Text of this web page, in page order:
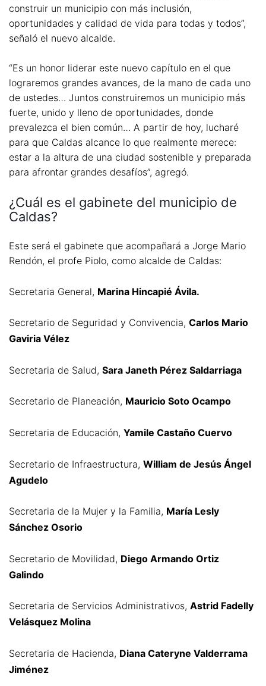
construir un municipio con más inclusión,
oportunidades y calidad de vida para todas y todos”,
señaló el nuevo alcalde.
“Es un honor liderar este nuevo capítulo en el que
lograremos grandes avances, de la mano de cada uno
de ustedes… Juntos construiremos un municipio más
fuerte, unido y lleno de oportunidades, donde
prevalezca el bien común… A partir de hoy, lucharé
para que Caldas alcance lo que realmente merece:
estar a la altura de una ciudad sostenible y preparada
para afrontar grandes desafíos”, agregó.
¿Cuál es el gabinete del municipio de
Caldas?
Este será el gabinete que acompañará a Jorge Mario
Rendón, el profe Piolo, como alcalde de Caldas:
Secretaria General, Marina Hincapié Ávila.
Secretario de Seguridad y Convivencia, Carlos Mario
Gaviria Vélez
Secretaria de Salud, Sara Janeth Pérez Saldarriaga
Secretario de Planeación, Mauricio Soto Ocampo
Secretaria de Educación, Yamile Castaño Cuervo
Secretario de Infraestructura, William de Jesús Ángel
Agudelo
Secretaria de la Mujer y la Familia, María Lesly
Sánchez Osorio
Secretario de Movilidad, Diego Armando Ortiz
Galindo
Secretaria de Servicios Administrativos, Astrid Fadelly
Velásquez Molina
Secretaria de Hacienda, Diana Cateryne Valderrama
Jiménez